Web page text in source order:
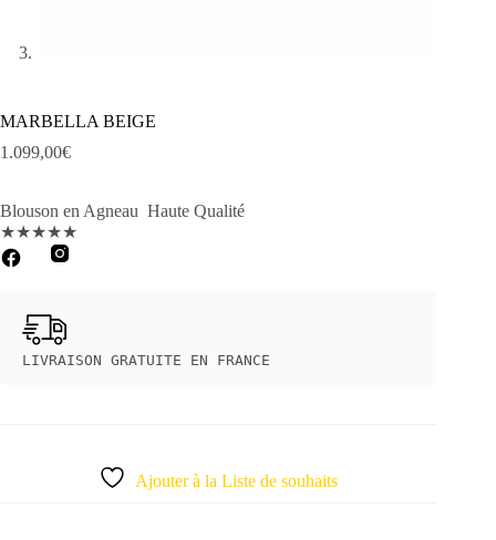
MARBELLA BEIGE
1.099,00€
Blouson en Agneau Haute Qualité
★★★★★
LIVRAISON GRATUITE EN FRANCE
Ajouter à la Liste de souhaits